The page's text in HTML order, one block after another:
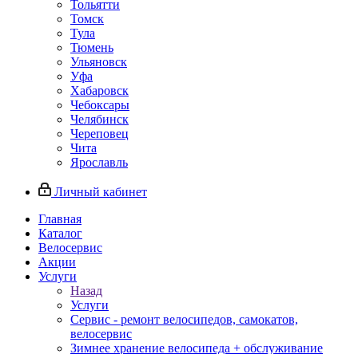
Тольятти
Томск
Тула
Тюмень
Ульяновск
Уфа
Хабаровск
Чебоксары
Челябинск
Череповец
Чита
Ярославль
Личный кабинет
Главная
Каталог
Велосервис
Акции
Услуги
Назад
Услуги
Сервис - ремонт велосипедов, самокатов,
велосервис
Зимнее хранение велосипеда + обслуживание